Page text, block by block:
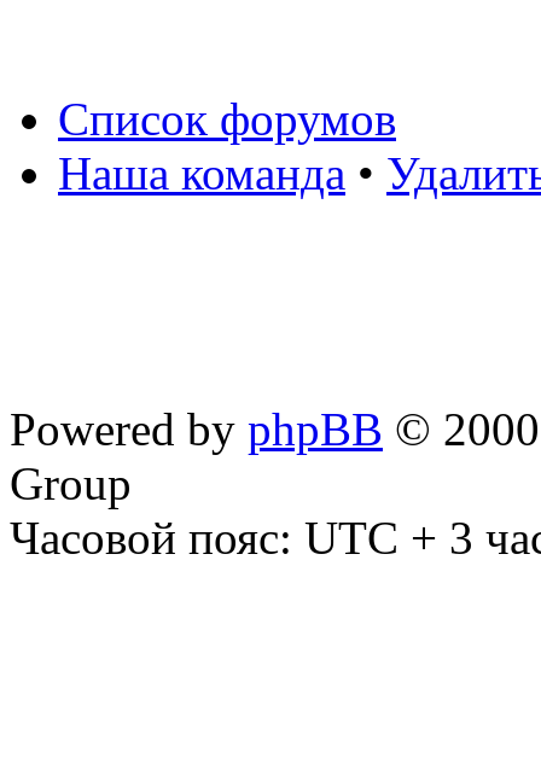
Список форумов
Наша команда •
Powered by phpBB ©
Group
Часовой пояс: UTC + 3